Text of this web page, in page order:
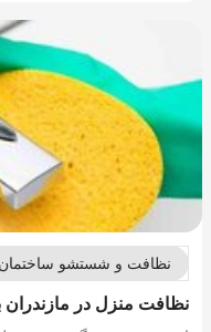
نظافت و شستشو ساختمان
نظافت منزل در مازندران